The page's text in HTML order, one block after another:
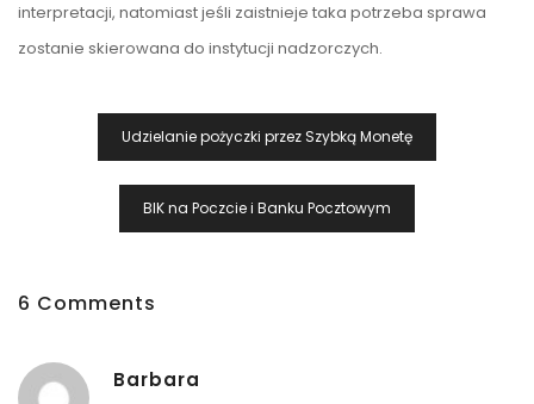
interpretacji, natomiast jeśli zaistnieje taka potrzeba sprawa
zostanie skierowana do instytucji nadzorczych.
NawigacjaUdzielanie pożyczki przez Szybką Monetę
BIK na Poczcie i Banku Pocztowym
6 Comments
Barbara